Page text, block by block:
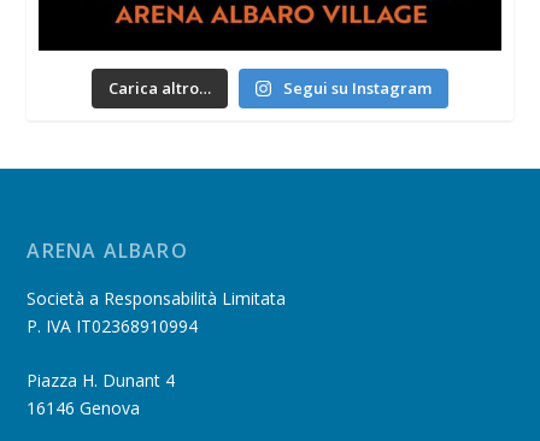
Carica altro… Segui su Instagram
ARENA ALBARO
Società a Responsabilità Limitata
P. IVA IT02368910994
Piazza H. Dunant 4
16146 Genova